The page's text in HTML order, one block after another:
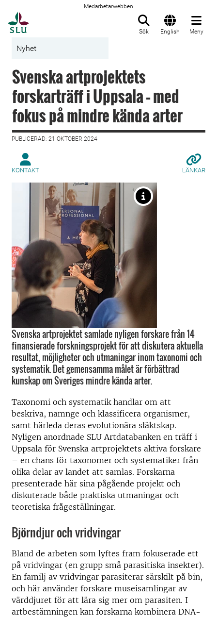
Medarbetarwebben
Sök English Meny
Nyhet
Svenska artprojektets
forskarträff i Uppsala – med
fokus på mindre kända arter
PUBLICERAD: 21 OKTOBER 2024
KONTAKT LÄNKAR
Svenska artprojektet samlade nyligen forskare från 14
finansierade forskningsprojekt för att diskutera aktuella
resultat, möjligheter och utmaningar inom taxonomi och
systematik. Det gemensamma målet är förbättrad
kunskap om Sveriges mindre kända arter.
Taxonomi och systematik handlar om att
beskriva, namnge och klassificera organismer,
samt härleda deras evolutionära släktskap.
Nyligen anordnade SLU Artdatabanken en träff i
Uppsala för Svenska artprojektets aktiva forskare
– en chans för taxonomer och systematiker från
olika delar av landet att samlas. Forskarna
presenterade här sina pågående projekt och
diskuterade både praktiska utmaningar och
teoretiska frågeställningar.
Björndjur och vridvingar
Bland de arbeten som lyftes fram fokuserade ett
på vridvingar (en grupp små parasitiska insekter).
En familj av vridvingar parasiterar särskilt på bin,
och här använder forskare museisamlingar av
värddjuret för att lära sig mer om parasiten. I
artbestämningen kan forskarna kombinera DNA-